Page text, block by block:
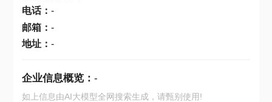
电话： -
邮箱： -
地址： -
企业信息概览： -
如上信息由AI大模型全网搜索生成，请甄别使用!